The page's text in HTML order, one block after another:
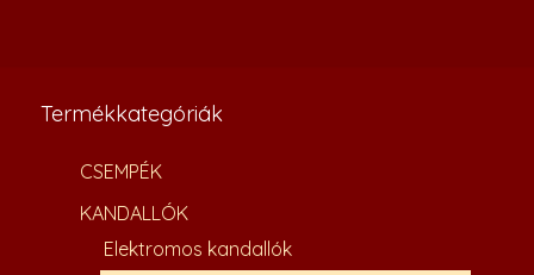
Termékkategóriák
CSEMPÉK
KANDALLÓK
Elektromos kandallók